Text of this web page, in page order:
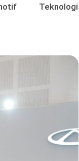
Teknologi